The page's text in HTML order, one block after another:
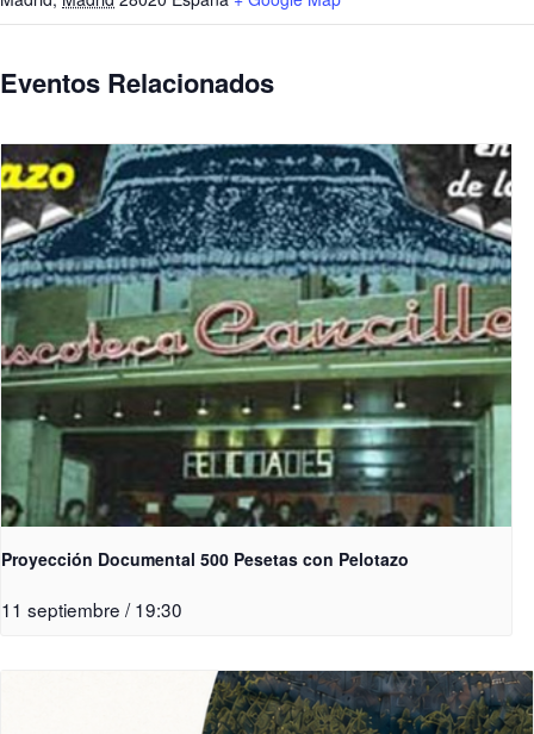
Eventos Relacionados
Proyección Documental 500 Pesetas con Pelotazo
11 septiembre / 19:30